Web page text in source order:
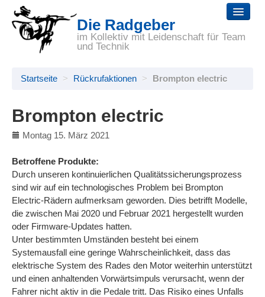
Die Radgeber
im Kollektiv mit Leidenschaft für Team
und Technik
Startseite
Räder
Links
Startseite > Rückrufaktionen > Brompton electric
Brompton electric
Montag 15. März 2021
Betroffene Produkte:
Durch unseren kontinuierlichen Qualitätssicherungsprozess
sind wir auf ein technologisches Problem bei Brompton
Electric-Rädern aufmerksam geworden. Dies betrifft Modelle,
die zwischen Mai 2020 und Februar 2021 hergestellt wurden
oder Firmware-Updates hatten.
Unter bestimmten Umständen besteht bei einem
Systemausfall eine geringe Wahrscheinlichkeit, dass das
elektrische System des Rades den Motor weiterhin unterstützt
und einen anhaltenden Vorwärtsimpuls verursacht, wenn der
Fahrer nicht aktiv in die Pedale tritt. Das Risiko eines Unfalls